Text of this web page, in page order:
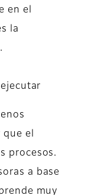
en el
la
el
procesos.
a base
muy